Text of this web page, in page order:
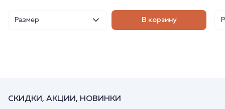
Размер В корзину
СКИДКИ, АКЦИИ, НОВИНКИ